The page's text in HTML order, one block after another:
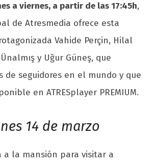
a viernes, a partir de las 17:45h,
de Atresmedia ofrece esta
Vahide Perçin, Hilal
y Uğur Güneş, que
de seguidores en el mundo y que
en ATRESplayer PREMIUM.
14 de marzo
a la mansión para visitar a